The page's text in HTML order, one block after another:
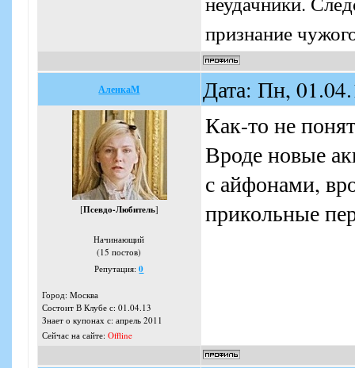
признание
АленкаМ Дата: Пн,
[Псевдо-Любитель]
Начинающий
(15 постов)
Репутация:0
Город: Москва
Состоит В Клубе с: 01.04.13
Знает о купонах с: апрель 2011
Сейчас на сайте: Offline
Как-то не
Вроде новые
с айфонами,
прикольные